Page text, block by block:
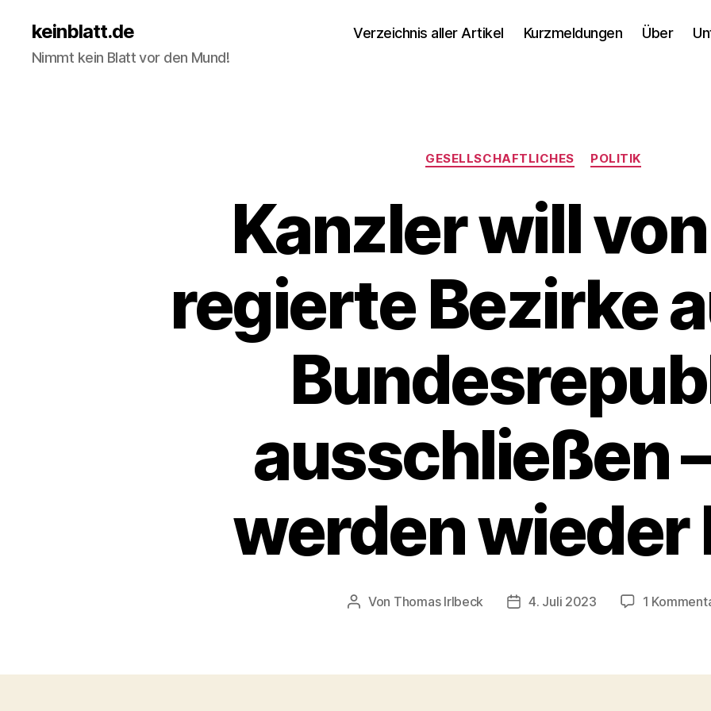
keinblatt.de
Nimmt kein Blatt vor den Mund!
Verzeichnis aller Artikel Kurzmeldungen Über
Kategorien
GESELLSCHAFTLICHES POLITIK
Kanzler will
regierte Bezirke
ausschließen
werden wieder
Beitragsautor
Von Thomas Irlbeck Veröffentlichungsdatum
4. Juli 2023 1